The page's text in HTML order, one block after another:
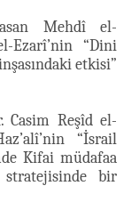
Mehdî el-
Ezarî’nin “Dini
etkisi”
Casim Reşîd el-
“İsrail
Kifai müdafaa
stratejisinde bir